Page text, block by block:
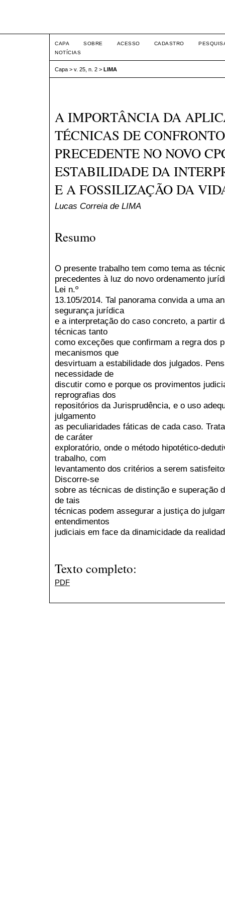
CAPA SOBRE ACESSO CADASTRO
NOTÍCIAS
Capa > v. 25, n. 2 > LIMA
A IMPORTÂNCIA DA
TÉCNICAS DE
PRECEDENTE NO NOVO
ESTABILIDADE DA
E A FOSSILIZAÇÃO DA
Lucas Correia de LIMA
Resumo
O presente trabalho tem como tema as
precedentes à luz do novo ordenamento
Lei n.º
13.105/2014. Tal panorama convida a uma
segurança jurídica
e a interpretação do caso concreto, a partir
técnicas tanto
como exceções que confirmam a regra dos
mecanismos que
desvirtuam a estabilidade dos julgados.
necessidade de
discutir como e porque os provimentos
reprografias dos
repositórios da Jurisprudência, e o uso
julgamento
as peculiaridades fáticas de cada caso.
de caráter
exploratório, onde o método hipotético-
trabalho, com
levantamento dos critérios a serem
Discorre-se
sobre as técnicas de distinção e superação
de tais
técnicas podem assegurar a justiça do
entendimentos
judiciais em face da dinamicidade da
Texto completo:
PDF